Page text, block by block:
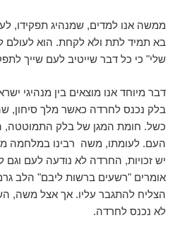
ממשה אנו למדים, שמנהיג תפקידו,
בא תמיד לתת ולא לקחת. הוא לעולם
שלי" כי כל דבר שייטיב לעם שייך
דבר מיוחד אנו מוצאים בין מנהיגי
בלק נכנס לחרדה כאשר מלך סיחון,
כשל. חומת המגן של בלק
העם. לעומתו, משה רבינו במלחמה
יש זכויות, החרדה לא נודעה לעם וגם
אומרים "רשעים ברשות ליבם" הלב
הצליח להתגבר עליו. אך אצל משה,
לא נכנס לחרדה.